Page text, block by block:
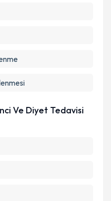
Ve Diyet Tedavisi